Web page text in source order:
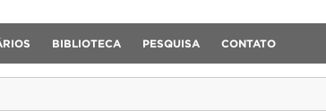
BIBLIOTECA PESQUISA CONTATO